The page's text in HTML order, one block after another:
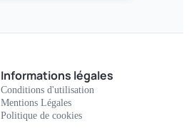
Informations légales
Conditions d'utilisation
Mentions Légales
Politique de cookies